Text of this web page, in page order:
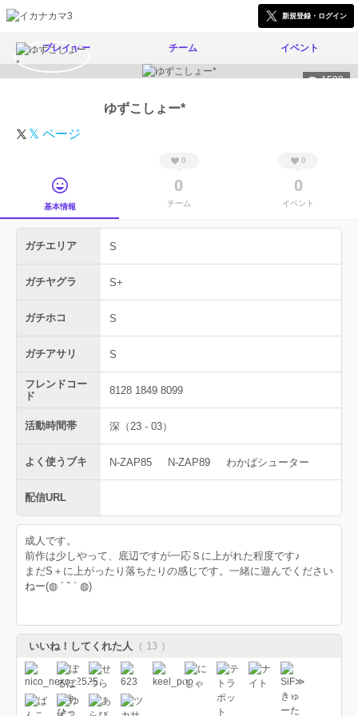
新規登録・ログイン
プレイヤー チーム イベント
1599
ゆずこしょー*
𝕏 ページ
基本情報
0
0
チーム
0
0
イベント
ガチエリア S
ガチヤグラ S+
ガチホコ S
ガチアサリ S
フレンドコー
ド
8128 1849 8099
活動時間帯 深（23 - 03）
よく使うブキ N-ZAP85 N-ZAP89 わかばシューター
配信URL
成人です。
前作は少しやって、底辺ですが一応Ｓに上がれた程度です♪
まだS＋に上がったり落ちたりの感じです。一緒に遊んでください
ねー(◍ ´ ˘ ` ◍)
いいね！してくれた人 （ 13 ）